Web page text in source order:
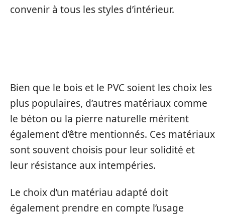
convenir à tous les styles d’intérieur.
Bien que le bois et le PVC soient les choix les
plus populaires, d’autres matériaux comme
le béton ou la pierre naturelle méritent
également d’être mentionnés. Ces matériaux
sont souvent choisis pour leur solidité et
leur résistance aux intempéries.
Le choix d’un matériau adapté doit
également prendre en compte l’usage